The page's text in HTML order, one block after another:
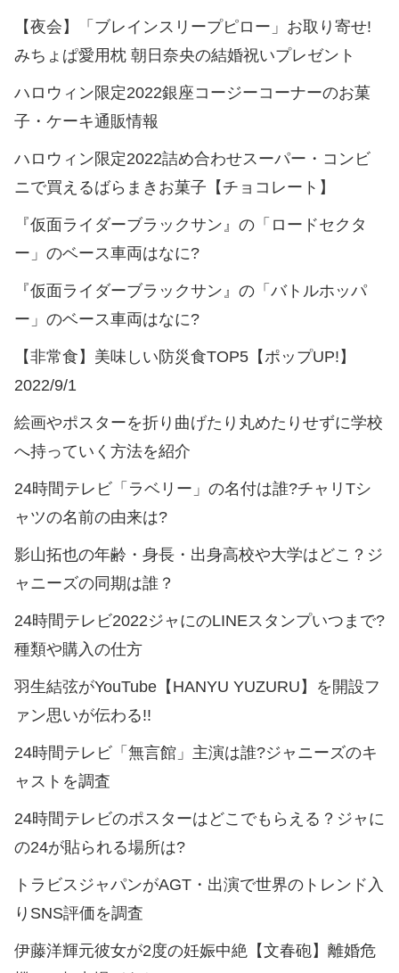
【夜会】「ブレインスリープピロー」お取り寄せ!
みちょぱ愛用枕 朝日奈央の結婚祝いプレゼント
ハロウィン限定2022銀座コージーコーナーのお菓
子・ケーキ通販情報
ハロウィン限定2022詰め合わせスーパー・コンビ
ニで買えるばらまきお菓子【チョコレート】
『仮面ライダーブラックサン』の「ロードセクタ
ー」のベース車両はなに?
『仮面ライダーブラックサン』の「バトルホッパ
ー」のベース車両はなに?
【非常食】美味しい防災食TOP5【ポップUP!】
2022/9/1
絵画やポスターを折り曲げたり丸めたりせずに学校
へ持っていく方法を紹介
24時間テレビ「ラベリー」の名付は誰?チャリTシ
ャツの名前の由来は?
影山拓也の年齢・身長・出身高校や大学はどこ？ジ
ャニーズの同期は誰？
24時間テレビ2022ジャにのLINEスタンプいつまで?
種類や購入の仕方
羽生結弦がYouTube【HANYU YUZURU】を開設フ
ァン思いが伝わる!!
24時間テレビ「無言館」主演は誰?ジャニーズのキ
ャストを調査
24時間テレビのポスターはどこでもらえる？ジャに
の24が貼られる場所は?
トラビスジャパンがAGT・出演で世界のトレンド入
りSNS評価を調査
伊藤洋輝元彼女が2度の妊娠中絶【文春砲】離婚危